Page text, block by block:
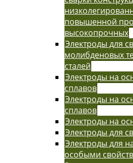
повышенной
высокопрочных
Электроды для
молибденовых
сталей
Электроды на
сплавов
Электроды на
сплавов
Электроды на
Электроды для
Электроды для
особыми